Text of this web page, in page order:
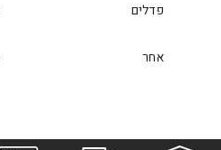
פדלים
אחר